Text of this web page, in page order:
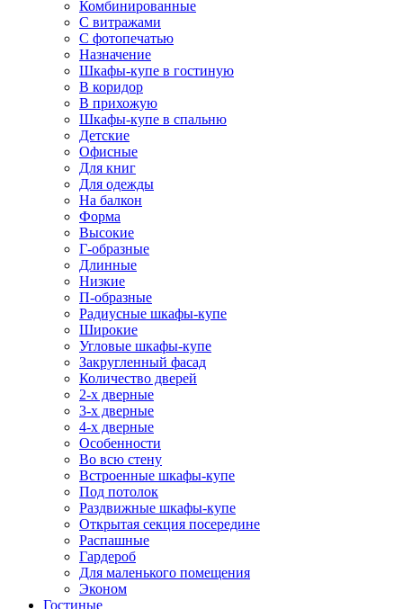
Комбинированные
С витражами
С фотопечатью
Назначение
Шкафы-купе в гостиную
В коридор
В прихожую
Шкафы-купе в спальню
Детские
Офисные
Для книг
Для одежды
На балкон
Форма
Высокие
Г-образные
Длинные
Низкие
П-образные
Радиусные шкафы-купе
Широкие
Угловые шкафы-купе
Закругленный фасад
Количество дверей
2-х дверные
3-х дверные
4-х дверные
Особенности
Во всю стену
Встроенные шкафы-купе
Под потолок
Раздвижные шкафы-купе
Открытая секция посередине
Распашные
Гардероб
Для маленького помещения
Эконом
Гостиные